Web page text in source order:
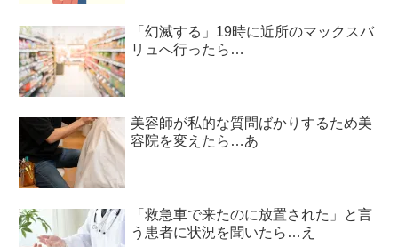
「幻滅する」19時に近所のマックスバ
リュへ行ったら…
美容師が私的な質問ばかりするため美
容院を変えたら…あ
「救急車で来たのに放置された」と言
う患者に状況を聞いたら…え